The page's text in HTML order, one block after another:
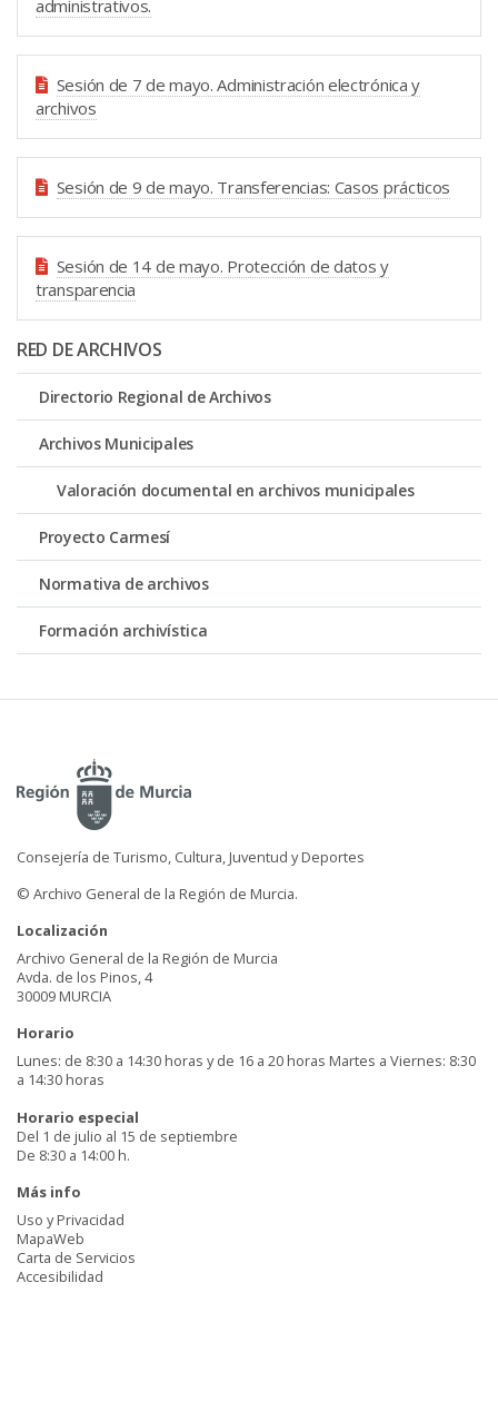
administrativos.
Sesión de 7 de mayo. Administración electrónica y
archivos
Sesión de 9 de mayo. Transferencias: Casos prácticos
Sesión de 14 de mayo. Protección de datos y
transparencia
RED DE ARCHIVOS
Directorio Regional de Archivos
Archivos Municipales
Valoración documental en archivos municipales
Proyecto Carmesí
Normativa de archivos
Formación archivística
Consejería de Turismo, Cultura, Juventud y Deportes
© Archivo General de la Región de Murcia.
Localización
Archivo General de la Región de Murcia
Avda. de los Pinos, 4
30009 MURCIA
Horario
Lunes: de 8:30 a 14:30 horas y de 16 a 20 horas Martes a Viernes: 8:30
a 14:30 horas
Horario especial
Del 1 de julio al 15 de septiembre
De 8:30 a 14:00 h.
Más info
Uso y Privacidad
MapaWeb
Carta de Servicios
Accesibilidad